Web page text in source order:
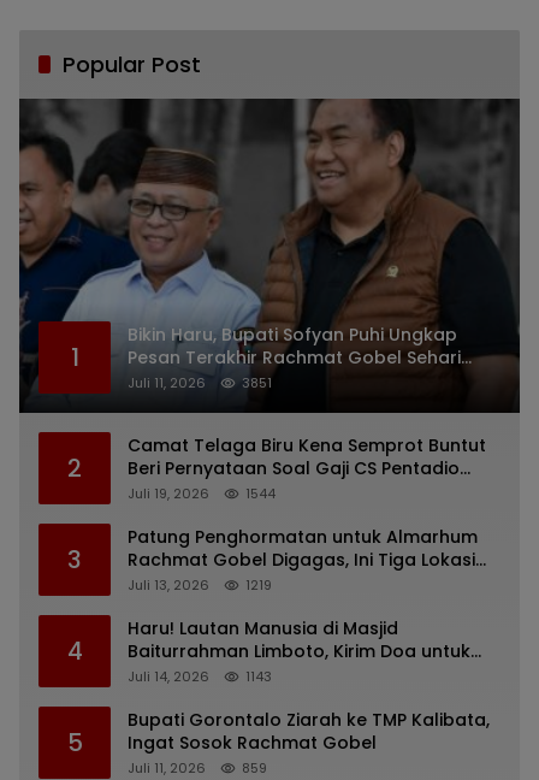
Popular Post
1
Bikin Haru, Bupati Sofyan Puhi Ungkap
Pesan Terakhir Rachmat Gobel Sehari
Sebelum Wafat
Juli 11, 2026 3851
2
Camat Telaga Biru Kena Semprot Buntut
Beri Pernyataan Soal Gaji CS Pentadio
Barat yang Nunggak
Juli 19, 2026 1544
3
Patung Penghormatan untuk Almarhum
Rachmat Gobel Digagas, Ini Tiga Lokasi
yang Diusulkan
Juli 13, 2026 1219
4
Haru! Lautan Manusia di Masjid
Baiturrahman Limboto, Kirim Doa untuk
Almarhum Rachmat Gobel
Juli 14, 2026 1143
5
Bupati Gorontalo Ziarah ke TMP Kalibata,
Ingat Sosok Rachmat Gobel
Juli 11, 2026 859